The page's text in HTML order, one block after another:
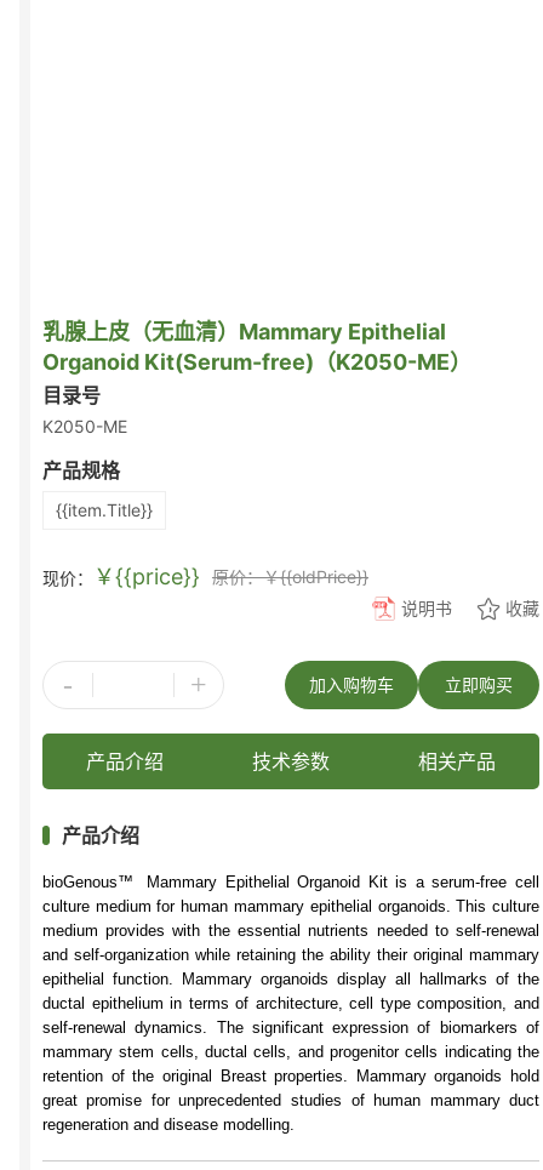
乳腺上皮（无血清）Mammary Epithelial
Organoid Kit(Serum-free)（K2050-ME）
目录号
K2050-ME
产品规格
{{item.Title}}
现价： ￥{{price}}
原价：￥{{oldPrice}}
说明书
收藏
- + 立即购买
加入购物车
产品介绍 技术参数 相关产品
产品介绍
bioGenous™
Mammary Epithelial Organoid Kit is a serum-free cell
culture medium for human mammary epithelial organoids. This culture
medium provides with the essential nutrients needed to self-renewal
and self-organization while retaining the ability their original mammary
epithelial function. Mammary organoids display all hallmarks of the
ductal epithelium in terms of architecture, cell type composition, and
self-renewal dynamics. The significant expression of
biomarkers of
mammary stem cells, ductal cells, and progenitor cells indicating the
retention of the original Breastproperties. Mammary organoids hold
great promise for unprecedented studies of human mammary duct
regeneration and disease modelling.